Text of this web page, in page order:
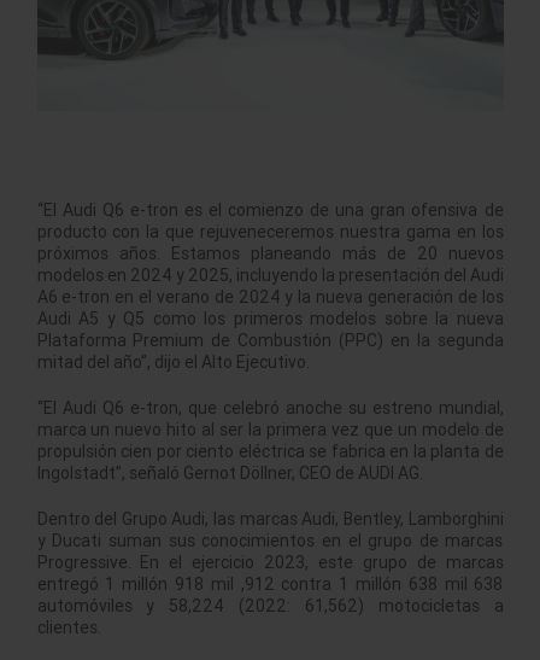
“El Audi Q6 e-tron es el comienzo de una gran ofensiva de
producto con la que rejuveneceremos nuestra gama en los
próximos años. Estamos planeando más de 20 nuevos
modelos en 2024 y 2025, incluyendo la presentación del Audi
A6 e-tron en el verano de 2024 y la nueva generación de los
Audi A5 y Q5 como los primeros modelos sobre la nueva
Plataforma Premium de Combustión (PPC) en la segunda
mitad del año”, dijo el Alto Ejecutivo.
“El Audi Q6 e-tron, que celebró anoche su estreno mundial,
marca un nuevo hito al ser la primera vez que un modelo de
propulsión cien por ciento eléctrica se fabrica en la planta de
Ingolstadt”, señaló Gernot Döllner, CEO de AUDI AG.
Dentro del Grupo Audi, las marcas Audi, Bentley, Lamborghini
y Ducati suman sus conocimientos en el grupo de marcas
Progressive. En el ejercicio 2023, este grupo de marcas
entregó 1 millón 918 mil ,912 contra 1 millón 638 mil 638
automóviles y 58,224 (2022: 61,562) motocicletas a
clientes.